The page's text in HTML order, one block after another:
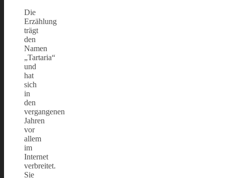
Die
Erzählung
trägt
den
Namen
„Tartaria“
und
hat
sich
in
den
vergangenen
Jahren
vor
allem
im
Internet
verbreitet.
Sie